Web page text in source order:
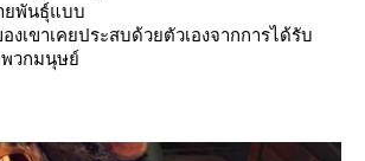
ยพันธุ์แบบ
เขาเคยประสบด้วยตัวเองจากการได้รับ
พวกมนุษย์